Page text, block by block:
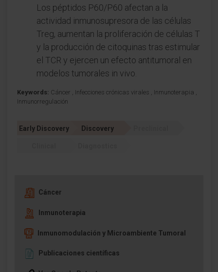
Los péptidos P60/P60 afectan a la
actividad inmunosupresora de las células
Treg, aumentan la proliferación de células T
y la producción de citoquinas tras estimular
el TCR y ejercen un efecto antitumoral en
modelos tumorales in vivo.
Keywords: Cáncer , Infecciones crónicas virales , Inmunoterapia ,
Inmunorregulación
Early Discovery Discovery
Cáncer
Inmunoterapia
Inmunomodulación y Microambiente Tumoral
Publicaciones científicas